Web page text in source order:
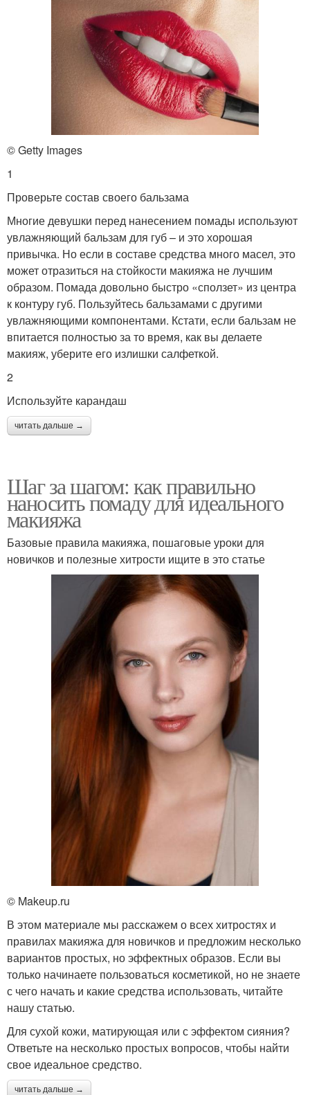
© Getty Images
1
Проверьте состав своего бальзама
Многие девушки перед нанесением помады используют
увлажняющий бальзам для губ – и это хорошая
привычка. Но если в составе средства много масел, это
может отразиться на стойкости макияжа не лучшим
образом. Помада довольно быстро «сползет» из центра
к контуру губ. Пользуйтесь бальзамами с другими
увлажняющими компонентами. Кстати, если бальзам не
впитается полностью за то время, как вы делаете
макияж, уберите его излишки салфеткой.
2
Используйте карандаш
читать дальше →
Шаг за шагом: как правильно
наносить помаду для идеального
макияжа
Базовые правила макияжа, пошаговые уроки для
новичков и полезные хитрости ищите в это статье
© Makeup.ru
В этом материале мы расскажем о всех хитростях и
правилах макияжа для новичков и предложим несколько
вариантов простых, но эффектных образов. Если вы
только начинаете пользоваться косметикой, но не знаете
с чего начать и какие средства использовать, читайте
нашу статью.
Для сухой кожи, матирующая или с эффектом сияния?
Ответьте на несколько простых вопросов, чтобы найти
свое идеальное средство.
читать дальше →